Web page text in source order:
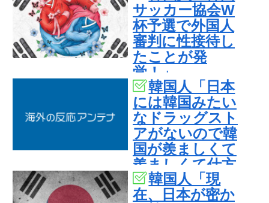
【海外の反応】
サッカー協会W
杯予選で外国人
審判に性接待し
たことが発
覚！」
韓国人「日本
には韓国みたい
なドラッグスト
アがないので韓
国が羨ましくて
羨ましくて仕方
がないんだそう
です」
韓国人「現
在、日本が密か